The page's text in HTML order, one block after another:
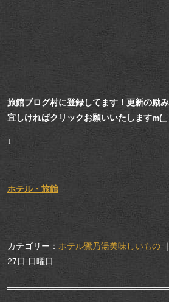
旅館ブログ村に登録してます！更新の励み
宜しければクリックお願いいたします
↓
ホテル・旅館
カテゴリー： ホテル鷺乃湯美味しいもの
27日 日曜日